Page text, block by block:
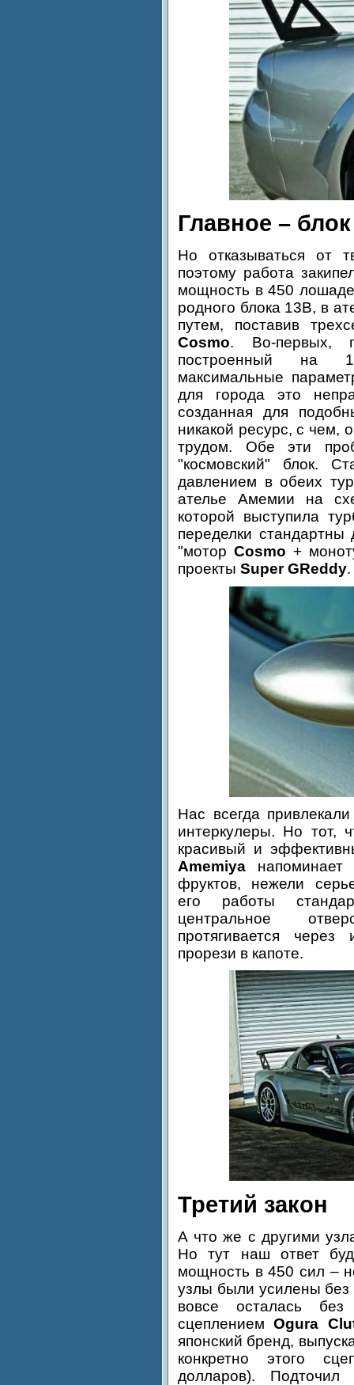
Главное – блок
Но отказываться от
поэтому работа
мощность в 450
родного блока 13B, в
путем, поставив
Cosmo. Во-первых,
построенный на
максимальные
для города это
созданная для
никакой ресурс, с чем,
трудом. Обе эти
"космовский" блок.
давлением в обеих
ателье Амемии на
которой выступила
переделки
"мотор Cosmo +
проекты Super GReddy.
Нас всегда
интеркулеры. Но тот,
красивый и
Amemiya
фруктов, нежели
его работы
центральное
протягивается
прорези в капоте.
Третий закон
А что же с другими
Но тут наш ответ
мощность в 450 сил –
узлы были усилены
вовсе осталась
сцеплениемOgura
японский бренд,
конкретно этого
долларов).